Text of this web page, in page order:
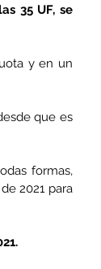
Vega Rivera
35 UF, se
y en un
que es
formas,
2021 para